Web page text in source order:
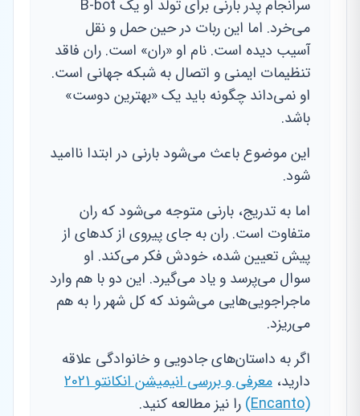
سرانجام پدر بارنی برای تولد او یک B-bot
می‌خرد. اما این ربات در حین حمل و نقل
آسیب دیده است. نام او «ران» است. ران فاقد
تنظیمات ایمنی و اتصال به شبکه جهانی است.
او نمی‌داند چگونه باید یک «بهترین دوست»
باشد.
این موضوع باعث می‌شود بارنی در ابتدا ناامید
شود.
اما به تدریج، بارنی متوجه می‌شود که ران
متفاوت است. ران به جای پیروی از کدهای از
پیش تعیین شده، خودش فکر می‌کند. او
سوال می‌پرسد و یاد می‌گیرد. این دو با هم وارد
ماجراجویی‌هایی می‌شوند که کل شهر را به هم
می‌ریزد.
اگر به داستان‌های جادویی و خانوادگی علاقه
دارید،
معرفی و بررسی انیمیشن انکانتو 2021
(Encanto)
را نیز مطالعه کنید.